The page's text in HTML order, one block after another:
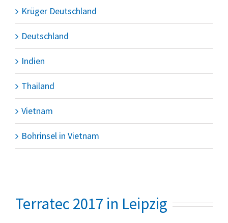
Krüger Deutschland
Deutschland
Indien
Thailand
Vietnam
Bohrinsel in Vietnam
Terratec 2017 in Leipzig